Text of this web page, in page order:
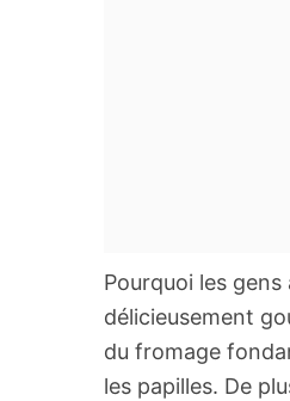
Pourquoi les
délicieusement
du fromage
les papilles. De